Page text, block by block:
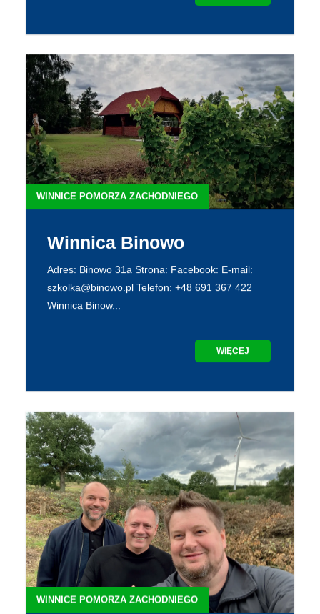
WINNICE POMORZA ZACHODNIEGO
Winnica Binowo
Adres: Binowo 31a Strona: Facebook: E-mail:
szkolka@binowo.pl Telefon: +48 691 367 422
Winnica Binow...
WIĘCEJ
WINNICE POMORZA ZACHODNIEGO